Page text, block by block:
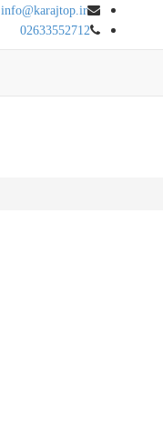
info@karajtop.ir
02633552712